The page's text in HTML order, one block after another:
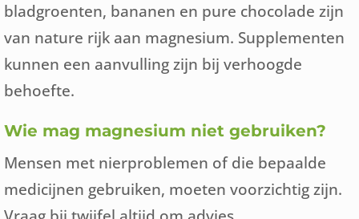
bladgroenten, bananen en pure chocolade zijn
van nature rijk aan magnesium. Supplementen
kunnen een aanvulling zijn bij verhoogde
behoefte.
Wie mag magnesium niet gebruiken?
Mensen met nierproblemen of die bepaalde
medicijnen gebruiken, moeten voorzichtig zijn.